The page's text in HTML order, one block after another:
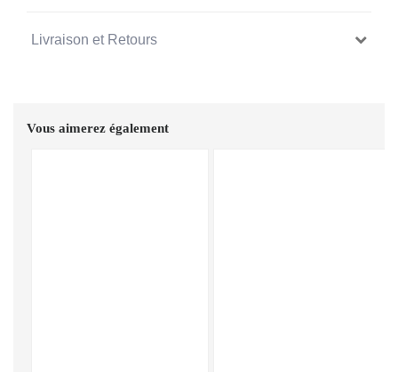
Livraison et Retours
Vous aimerez également